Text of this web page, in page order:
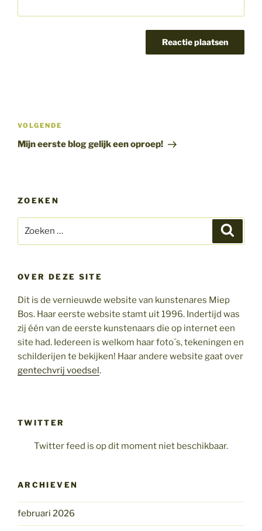
navigatie
Volgend
bericht
VOLGENDE
Mijn eerste blog gelijk een oproep!
ZOEKEN
naar:
OVER DEZE SITE
Dit is de vernieuwde website van kunstenares Miep
Bos. Haar eerste website stamt uit 1996. Indertijd was
zij één van de eerste kunstenaars die op internet een
site had. Iedereen is welkom haar foto´s, tekeningen en
schilderijen te bekijken! Haar andere website gaat over
gentechvrij voedsel.
TWITTER
Twitter feed is op dit moment niet beschikbaar.
ARCHIEVEN
februari 2026